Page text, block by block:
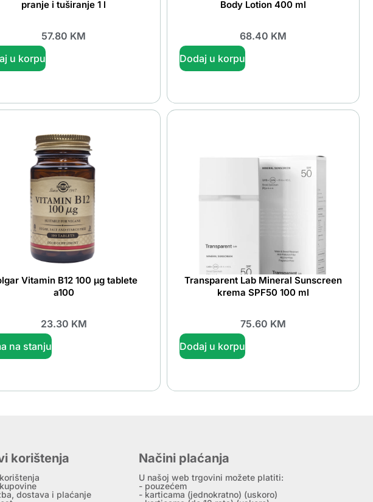
pranje i tuširanje 1 l
57.80 KM
u korpu
Body Lotion 400 ml
68.40 KM
Dodaj u korpu
Vitamin B12 100 μg tablete
a100
23.30 KM
na stanju
Transparent Lab Mineral Sunscreen
krema SPF50 100 ml
75.60 KM
Dodaj u korpu
korištenja
dostava i plaćanje
Načini plaćanja
U našoj web trgovini možete platiti:
- pouzećem
- karticama (jednokratno) (uskoro)